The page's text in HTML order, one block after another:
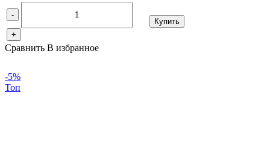
-
+
Купить
Сравнить В избранное
-5%
Топ